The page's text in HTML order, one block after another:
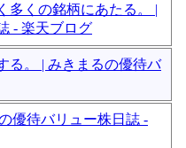
多くの銘柄にあたる。 |
- 楽天ブログ
る。 | みきまるの優待バ
優待バリュー株日誌 -